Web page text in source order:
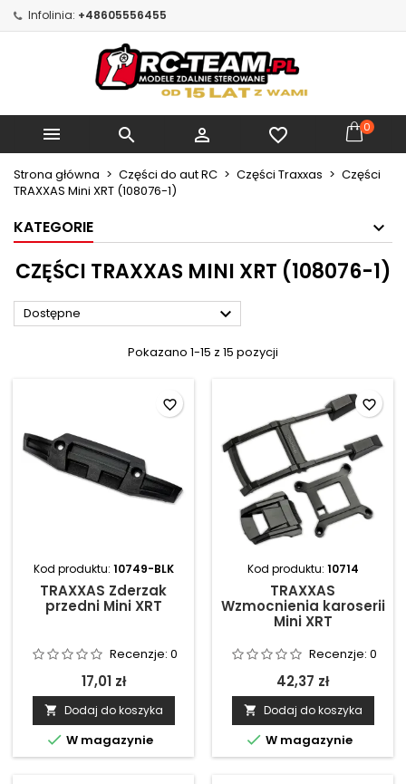
Infolinia: +48605556455
   favorite_border 0
Strona główna Części do aut RC Części Traxxas
Części
TRAXXAS Mini XRT (108076-1)
KATEGORIE
CZĘŚCI TRAXXAS MINI XRT (108076-1)
Dostępne 
Pokazano 1-15 z 15 pozycji
Kod produktu: 10749-BLK
TRAXXAS Zderzak
przedni Mini XRT
Recenzje: 0
17,01 zł
 Dodaj do koszyka
 W magazynie
favorite_border
Kod produktu: 10714
TRAXXAS
Wzmocnienia karoserii
Mini XRT
Recenzje: 0
42,37 zł
 Dodaj do koszyka
 W magazynie
favorite_border
Moje listy życzeń ×
Utwórz nową listę
((modalTitle)) ×
((confirmMessage))
((cancelText)) ((modalDeleteText))
Utwórz listę życzeń ×
Nazwa listy życzeń
Anuluj Utwórz listę życzeń
Zaloguj się ×
Musisz być zalogowany by zapisać produkty na
Anuluj Zaloguj się